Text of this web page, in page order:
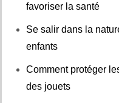
favoriser la santé
Se salir dans la
enfants
Comment protéger
des jouets